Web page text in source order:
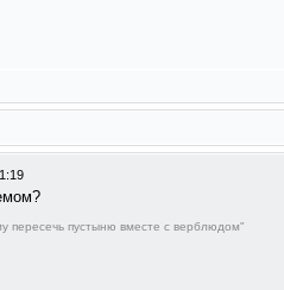
пересечь пустыню вместе с верблюдом"